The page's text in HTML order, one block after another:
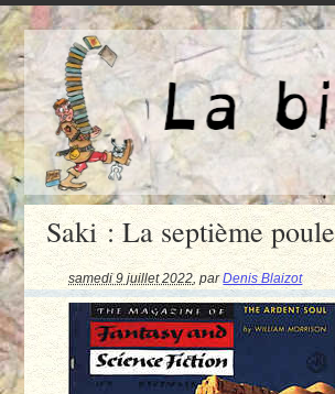
Saki : La septième poule
samedi 9 juillet 2022 ,parDenis Blaizot